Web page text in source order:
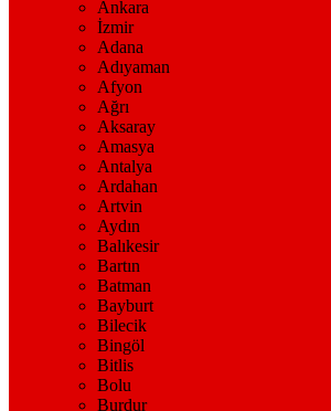
Ankara
İzmir
Adana
Adıyaman
Afyon
Ağrı
Aksaray
Amasya
Antalya
Ardahan
Artvin
Aydın
Balıkesir
Bartın
Batman
Bayburt
Bilecik
Bingöl
Bitlis
Bolu
Burdur